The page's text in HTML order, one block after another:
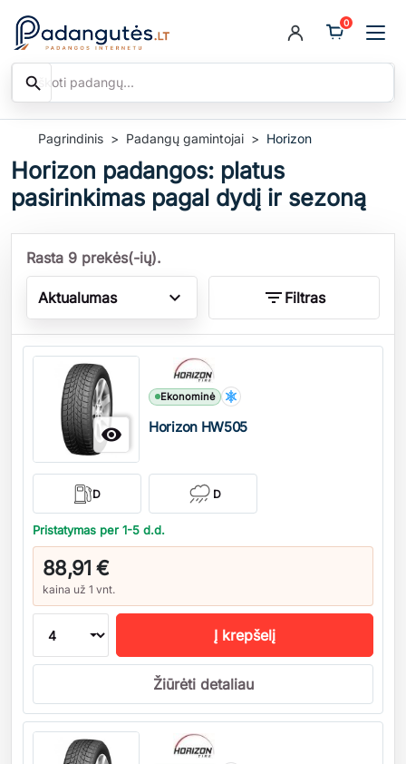
Ieškoti
search
0
Pagrindinis Padangų gamintojai Horizon
Horizon padangos: platus
pasirinkimas pagal dydį ir sezoną
Rasta 9 prekės(-ių).
Aktualumas expand_more filter_list Filtras

Ekonominė
Horizon HW505
D D
Pristatymas per 1-5 d.d.
88,91 €
kaina už 1 vnt.
Kiekis
Į krepšelį
Žiūrėti detaliau
Kiekis